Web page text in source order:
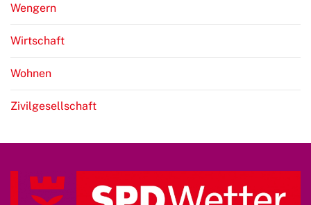
Wengern
Wirtschaft
Wohnen
Zivilgesellschaft